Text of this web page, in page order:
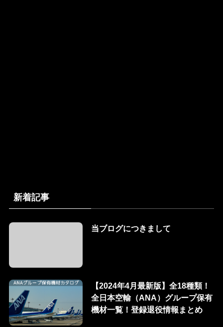
新着記事
当ブログにつきまして
【2024年4月最新版】全18種類！
全日本空輸（ANA）グループ保有
機材一覧！登録退役情報まとめ